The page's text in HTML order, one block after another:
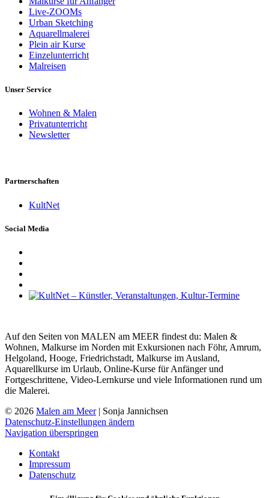
Live-ZOOMs
Urban Sketching
Aquarellmalerei
Plein air Kurse
Einzelunterricht
Malreisen
Unser Service
Wohnen & Malen
Privatunterricht
Newsletter
Partnerschaften
KultNet
Social Media
Auf den Seiten von MALEN am MEER findest du: Malen &
Wohnen, Malkurse im Norden mit Exkursionen nach Föhr, Amrum,
Helgoland, Hooge, Friedrichstadt, Malkurse im Ausland,
Aquarellkurse im Urlaub, Online-Kurse für Anfänger und
Fortgeschrittene, Video-Lernkurse und viele Informationen rund um
die Malerei.
© 2026 Malen am Meer| Sonja Jannichsen
Datenschutz-Einstellungen ändern
Navigation überspringen
Kontakt
Impressum
Datenschutz